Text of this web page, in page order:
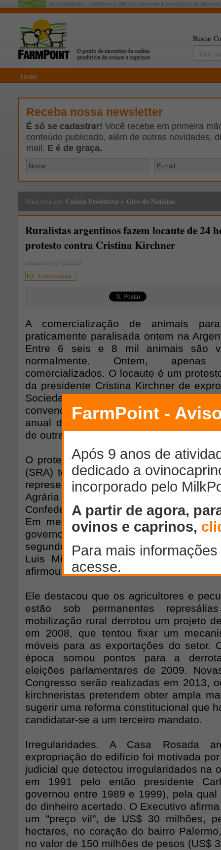
Rede AgriPoint: MilkPoint MilkPoint Mercado Inteligência de Mercado
Buscar
Home
Receba nossa newsletter
É só se cadastrar! Você recebe em primeira
conteúdo publicado, além de outras novidades,
mail. E é de graça.
Você está em: Cadeia Produtiva > Giro de Notícias
Ruralistas argentinos fazem locaute de 24
protesto contra Cristina Kirchner
postado em 27/12/2012
3 comentários
A comercialização de animais
praticamente paralisada ontem na
Entre 6 seis e 8 mil animais são
normalmente. Ontem,
comercializados. O locaute é um
da presidente Cristina Kirchner de
Sociedade Rural, onde funciona o
convenções do país. O edifício é
anual do setor, grandes eventos,
de outras áreas.
O protesto convocado pela Sociedade
(SRA) tem o apoio das outras três
representantes dos produtores
Agrária (FAA), Confederações
Confederação Intercooperativa
Em meio ao locaute, a SRA recebeu
governo para desocupar o edifício no
segundo confirmou ao Estado o
Luis Miguel Etchevehere. "É uma
afirmou.
Ele destacou que os agricultores e
estão sob permanentes
mobilização rural derrotou um projeto
em 2008, que tentou fixar um
móveis para as exportações do setor.
época somou pontos para a
eleições parlamentares de 2009.
Congresso serão realizadas em 2013,
kirchneristas pretendem obter ampla
sugerir uma reforma constitucional que
candidatar-se a um terceiro mandato.
Irregularidades. A Casa Rosada
expropriação do edifício foi motivada
judicial que detectou irregularidades na
em 1991 pelo então presidente
governou entre 1989 e 1999), pela
do dinheiro acertado. O Executivo
um "preço vil", de US$ 30 milhões,
hectares, no coração do bairro
no valor de 150 milhões de pesos (US$